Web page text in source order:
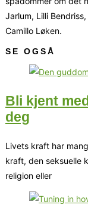
Jarlum, Lilli
Camillo Løken.
SE OGSÅ
Bli kjent
deg
Livets kraft har
kraft, den seksuelle
religion eller